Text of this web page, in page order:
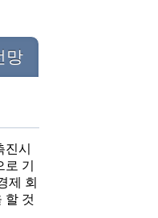
망
시
기
제 회
할 것